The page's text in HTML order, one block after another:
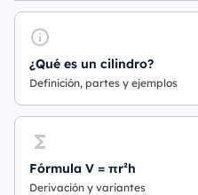
¿Qué es un cilindro?
Definición, partes y ejemplos
Fórmula V = πr²h
Derivación y variantes